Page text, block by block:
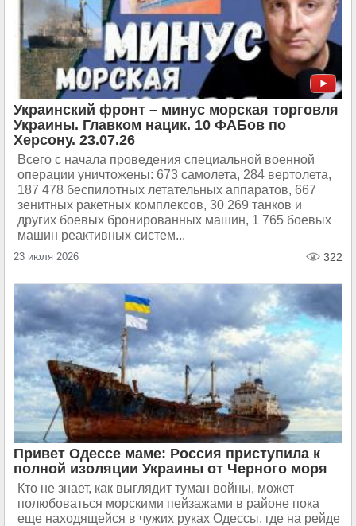
Украинский фронт – минус морская торговля
Украины. Главком нацик. 10 ФАБов по
Херсону. 23.07.26
Всего с начала проведения специальной военной
операции уничтожены: 673 самолета, 284 вертолета,
187 478 беспилотных летательных аппаратов, 667
зенитных ракетных комплексов, 30 269 танков и
других боевых бронированных машин, 1 765 боевых
машин реактивных систем...
23 июля 2026 322
Привет Одессе маме: Россия приступила к
полной изоляции Украины от Черного моря
Кто не знает, как выглядит туман войны, может
полюбоваться морскими пейзажами в районе пока
еще находящейся в чужих руках Одессы, где на рейде